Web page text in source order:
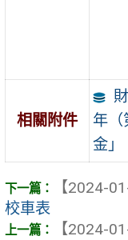
相關附件
年（
金」
【2024-
校車表
【2024-